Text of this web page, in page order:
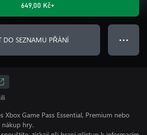
649,00 Kč+
DO SEZNAMU PŘÁNÍ ● ● ●
Xbox Game Pass Essential, Premium nebo
nákup hry.